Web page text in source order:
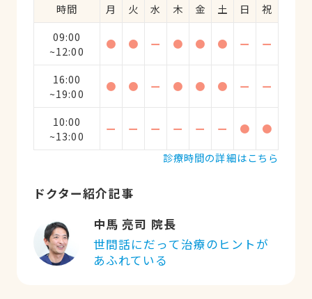
時間 月 火 水 木 金 土 日
祝
09:00
~12:00
● ● ー ● ● ● ー ー
16:00
~19:00
● ● ー ● ● ● ー ー
10:00
~13:00
ー ー ー ー ー ー ●
●
診療時間の詳細はこちら
ドクター紹介記事
中馬 亮司 院長
世間話にだって治療のヒントが
あふれている